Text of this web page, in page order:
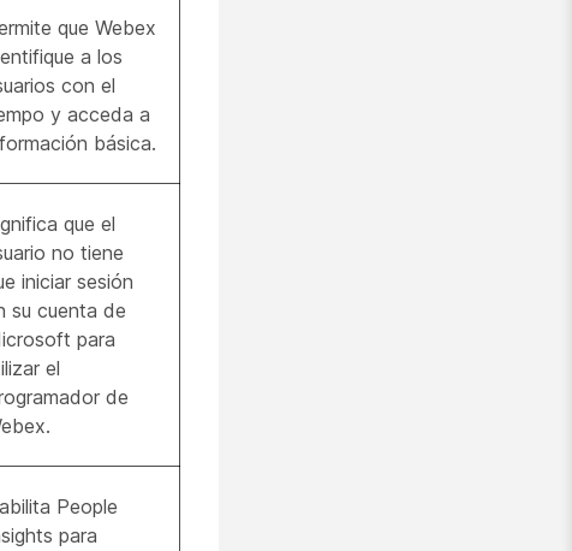
que Webex
a los
con el
y acceda a
básica.
que el
no tiene
iniciar sesión
su cuenta de
para
el
de
People
para